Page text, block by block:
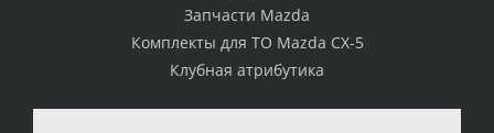
стоимости
Гарантия качества
Запчасти Mazda
Комплекты для ТО Mazda CX-5
Клубная атрибутика